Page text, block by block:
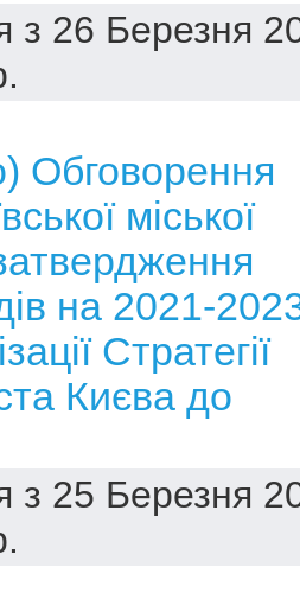
з 26 Березня
Обговорення
міської
на 2021-
Стратегії
Києва до
з 25 Березня